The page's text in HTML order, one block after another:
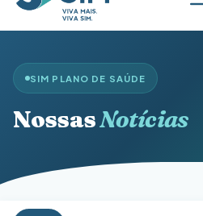
SIM PLANO DE SAÚDE
NossasNotícias